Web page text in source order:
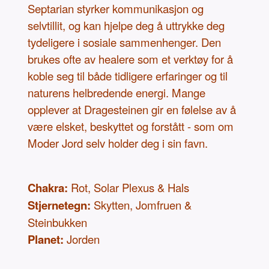
Septarian styrker kommunikasjon og
selvtillit, og kan hjelpe deg å uttrykke deg
tydeligere i sosiale sammenhenger. Den
brukes ofte av healere som et verktøy for å
koble seg til både tidligere erfaringer og til
naturens helbredende energi. Mange
opplever at Dragesteinen gir en følelse av å
være elsket, beskyttet og forstått - som om
Moder Jord selv holder deg i sin favn.
Chakra: Rot, Solar Plexus & Hals
Stjernetegn: Skytten, Jomfruen &
Steinbukken
Planet: Jorden